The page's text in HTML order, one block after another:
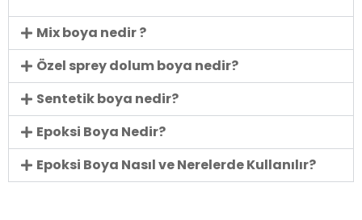
Mix boya nedir ?
Özel sprey dolum boya nedir?
Sentetik boya nedir?
Epoksi Boya Nedir?
Epoksi Boya Nasıl ve Nerelerde Kullanılır?